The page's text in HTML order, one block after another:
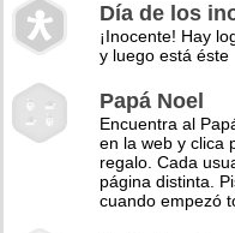
Día de los
¡Inocente! Hay
y luego está éste
Papá Noel
Encuentra al
en la web y clica
regalo. Cada
página distinta.
cuando empezó